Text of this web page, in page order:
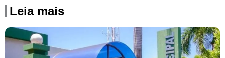
Leia mais